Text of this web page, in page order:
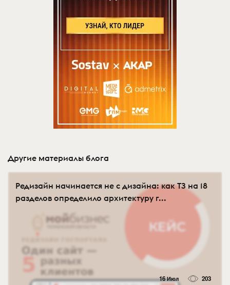
Другие материалы блога
Редизайн начинается не с дизайна: как ТЗ на 18
разделов определило архитектуру г...
16 Июл 203